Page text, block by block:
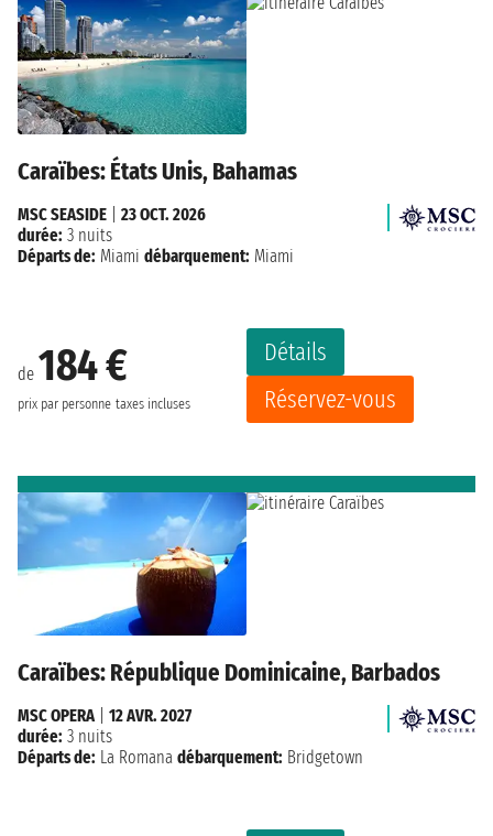
Caraïbes: États Unis, Bahamas
de 184 €
prix par personne taxes incluses
Détails
Réservez-vous
MSC SEASIDE
23 OCT. 2026
durée: 3 nuits
Départs de: Miami débarquement: Miami
Caraïbes: République Dominicaine, Barbados
MSC OPERA| 12 AVR. 2027
durée: 3 nuits
Départs de: La Romana débarquement: Bridgetown